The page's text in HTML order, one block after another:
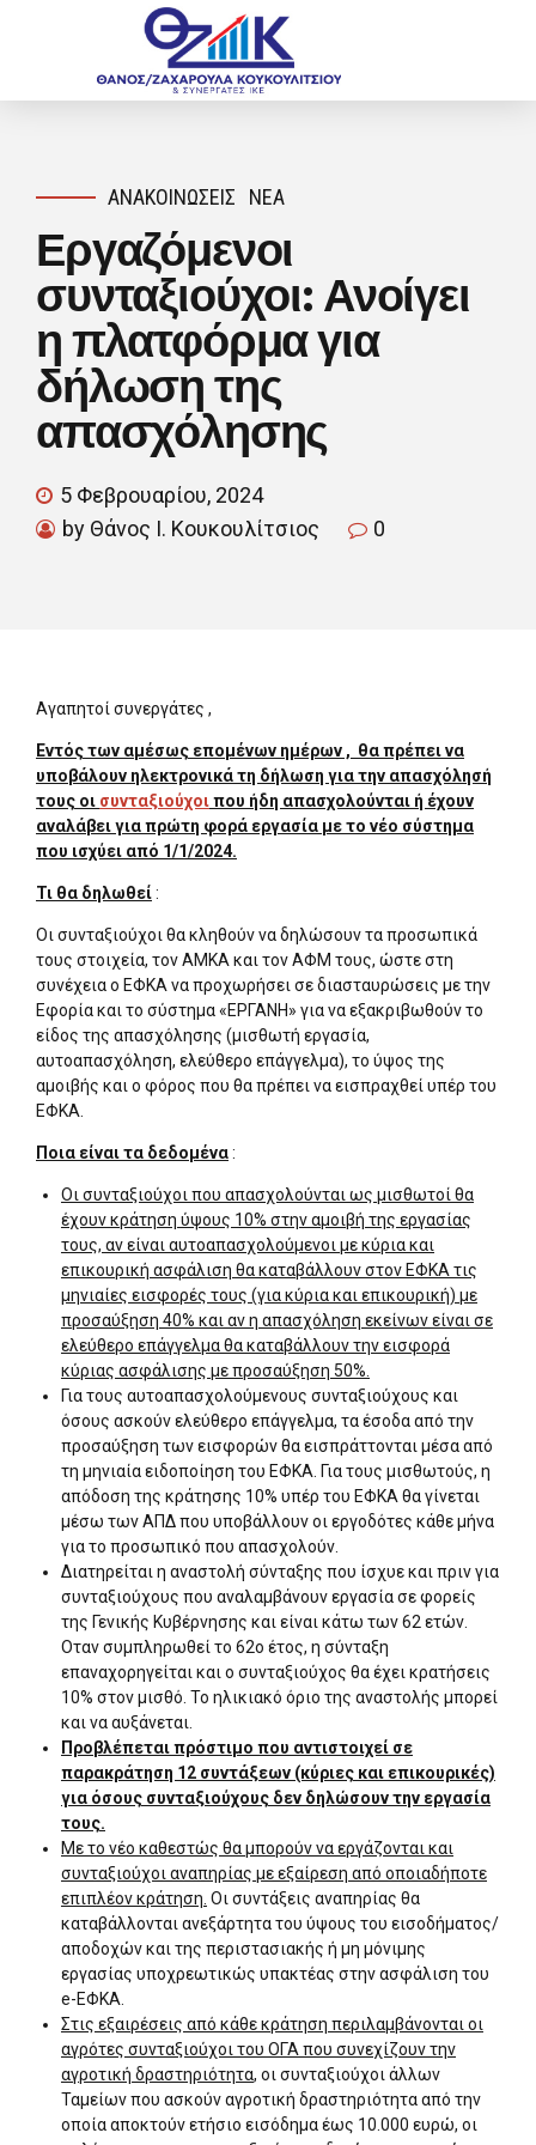
ΑΝΑΚΟΙΝΏΣΕΙΣ ΝΈΑ
Εργαζόμενοι
συνταξιούχοι: Ανοίγει
η πλατφόρμα για
δήλωση της
απασχόλησης
5 Φεβρουαρίου, 2024
by Θάνος Ι. Κουκουλίτσιος
0
Αγαπητοί συνεργάτες ,
Εντός των αμέσως επομένων ημέρων , θα πρέπει να
υποβάλουν ηλεκτρονικά τη δήλωση για την απασχόλησή
τους οι συνταξιούχοιπου ήδη απασχολούνται ή έχουν
αναλάβει για πρώτη φορά εργασία με το νέο σύστημα
που ισχύει από 1/1/2024.
Τι θα δηλωθεί:
Oι συνταξιούχοι θα κληθούν να δηλώσουν τα προσωπικά
τους στοιχεία, τον ΑΜΚΑ και τον ΑΦΜ τους, ώστε στη
συνέχεια ο ΕΦΚΑ να προχωρήσει σε διασταυρώσεις με την
Εφορία και το σύστημα «ΕΡΓΑΝΗ» για να εξακριβωθούν το
είδος της απασχόλησης (μισθωτή εργασία,
αυτοαπασχόληση, ελεύθερο επάγγελμα), το ύψος της
αμοιβής και ο φόρος που θα πρέπει να εισπραχθεί υπέρ του
ΕΦΚΑ.
Ποια είναι τα δεδομένα:
Οι συνταξιούχοι που απασχολούνται ως μισθωτοί θα
έχουν κράτηση ύψους 10% στην αμοιβή της εργασίας
τους, αν είναι αυτοαπασχολούμενοι με κύρια και
επικουρική ασφάλιση θα καταβάλλουν στον ΕΦΚΑ τις
μηνιαίες εισφορές τους (για κύρια και επικουρική) με
προσαύξηση 40% και αν η απασχόληση εκείνων είναι σε
ελεύθερο επάγγελμα θα καταβάλλουν την εισφορά
κύριας ασφάλισης με προσαύξηση 50%.
Για τους αυτοαπασχολούμενους συνταξιούχους και
όσους ασκούν ελεύθερο επάγγελμα, τα έσοδα από την
προσαύξηση των εισφορών θα εισπράττονται μέσα από
τη μηνιαία ειδοποίηση του ΕΦΚΑ. Για τους μισθωτούς, η
απόδοση της κράτησης 10% υπέρ του ΕΦΚΑ θα γίνεται
μέσω των ΑΠΔ που υποβάλλουν οι εργοδότες κάθε μήνα
για το προσωπικό που απασχολούν.
Διατηρείται η αναστολή σύνταξης που ίσχυε και πριν για
συνταξιούχους που αναλαμβάνουν εργασία σε φορείς
της Γενικής Κυβέρνησης και είναι κάτω των 62 ετών.
Οταν συμπληρωθεί το 62ο έτος, η σύνταξη
επαναχορηγείται και ο συνταξιούχος θα έχει κρατήσεις
10% στον μισθό. Το ηλικιακό όριο της αναστολής μπορεί
και να αυξάνεται.
Προβλέπεται πρόστιμο που αντιστοιχεί σε
παρακράτηση 12 συντάξεων (κύριες και επικουρικές)
για όσους συνταξιούχους δεν δηλώσουν την εργασία
τους.
Με το νέο καθεστώς θα μπορούν να εργάζονται και
συνταξιούχοι αναπηρίας με εξαίρεση από οποιαδήποτε
επιπλέον κράτηση. Οι συντάξεις αναπηρίας θα
καταβάλλονται ανεξάρτητα του ύψους του εισοδήματος/
αποδοχών και της περιστασιακής ή μη μόνιμης
εργασίας υποχρεωτικώς υπακτέας στην ασφάλιση του
e-ΕΦΚΑ.
Στις εξαιρέσεις από κάθε κράτηση περιλαμβάνονται οι
αγρότες συνταξιούχοι του ΟΓΑ που συνεχίζουν την
αγροτική δραστηριότητα, οι συνταξιούχοι άλλων
Ταμείων που ασκούν αγροτική δραστηριότητα από την
οποία αποκτούν ετήσιο εισόδημα έως 10.000 ευρώ, οι